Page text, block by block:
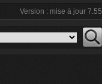
Version : mise à jour 7.55